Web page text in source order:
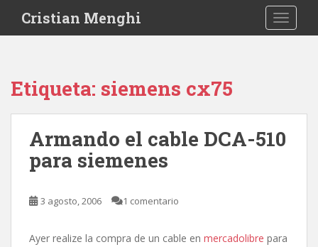
i
Cristian Menghi
Etiqueta: siemens cx75
Armando el cable DCA-510
para siemenes
3 agosto, 2006 1 comentario
Ayer realize la compra de un cable en mercadolibre para